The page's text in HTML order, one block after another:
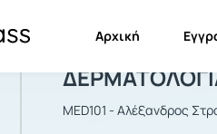
Αρχική
Μάθημα :
MED101 - Αλέξανδρος